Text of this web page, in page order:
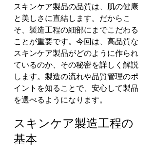
スキンケア製品の品質は、肌の健康
と美しさに直結します。だからこ
そ、製造工程の細部にまでこだわる
ことが重要です。今回は、高品質な
スキンケア製品がどのように作られ
ているのか、その秘密を詳しく解説
します。製造の流れや品質管理のポ
イントを知ることで、安心して製品
を選べるようになります。
スキンケア製造工程の
基本